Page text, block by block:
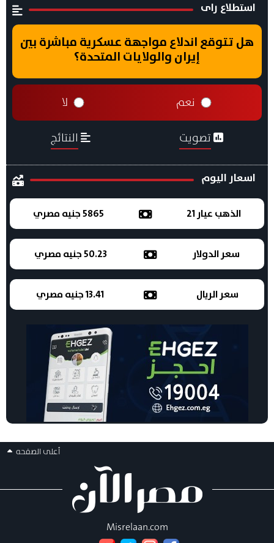
استطلاع راى
هل تتوقع اندلاع مواجهة عسكرية مباشرة بين
إيران والولايات المتحدة؟
نعم لا
تصويت النتائج
اسعار اليوم
الذهب عيار 21 5865 جنيه مصري
سعر الدولار 50.23 جنيه مصري
سعر الريال 13.41 جنيه مصري
أعلى الصفحه
Misrelaan.com